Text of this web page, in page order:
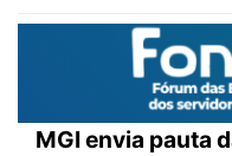
MGI envia pauta